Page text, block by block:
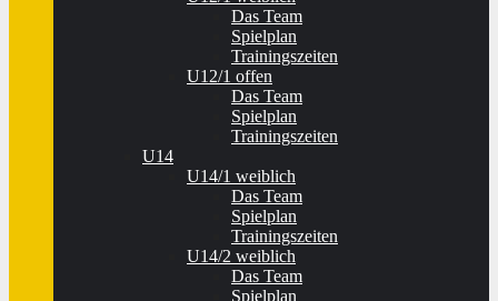
Das Team
Spielplan
Trainingszeiten
U12/1 offen
Das Team
Spielplan
Trainingszeiten
U14
U14/1 weiblich
Das Team
Spielplan
Trainingszeiten
U14/2 weiblich
Das Team
Spielplan